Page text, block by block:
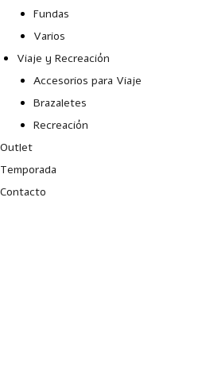
Fundas
Varios
Viaje y Recreación
Accesorios para Viaje
Brazaletes
Recreación
Outlet
Temporada
Contacto